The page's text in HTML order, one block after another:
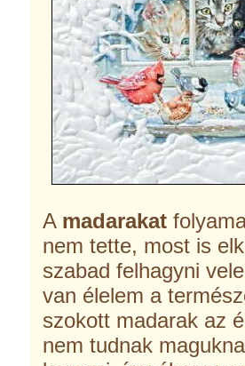
A madarakat
nem tette, most is
szabad felhagyni
van élelem a
szokott madarak az
nem tudnak